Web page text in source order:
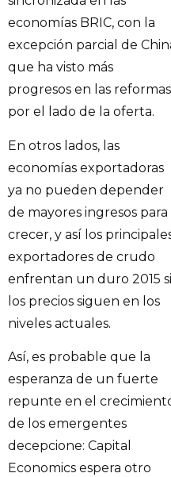
economías BRIC, con la
excepción parcial de
que ha visto más
progresos en las reformas
por el lado de la oferta.
En otros lados, las
economías exportadoras
ya no pueden depender
de mayores ingresos para
crecer, y así los
exportadores de crudo
enfrentan un duro 2015 si
los precios siguen en los
niveles actuales.
Así, es probable que la
esperanza de un fuerte
repunte en el
de los emergentes
decepcione: Capital
Economics espera otro